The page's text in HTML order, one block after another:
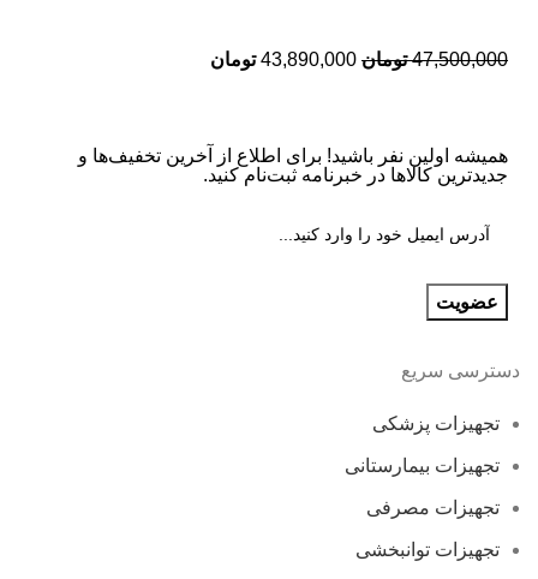
47,500,000 تومان 43,890,000 تومان
همیشه اولین نفر باشید! برای اطلاع از آخرین تخفیف‌ها و
جدیدترین کالاها در خبرنامه ثبت‌نام کنید.
دسترسی سریع
تجهیزات پزشکی
تجهیزات بیمارستانی
تجهیزات مصرفی
تجهیزات توانبخشی